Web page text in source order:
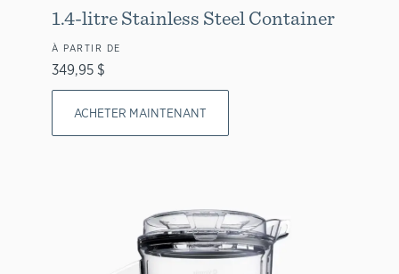
1.4-litre Stainless Steel Container
À PARTIR DE
349,95 $
ACHETER MAINTENANT